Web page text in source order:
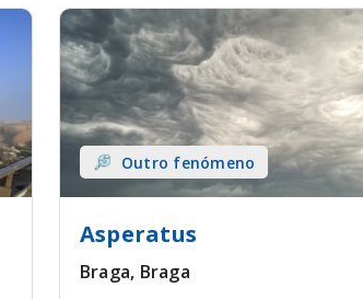
Outro fenómeno
Asperatus
Braga, Braga